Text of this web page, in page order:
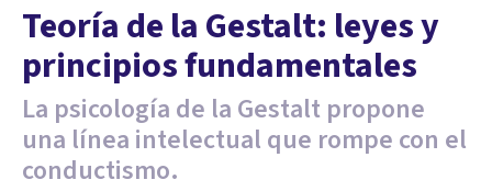
Teoría de la Gestalt: leyes y
principios fundamentales
La psicología de la Gestalt propone
una línea intelectual que rompe con el
conductismo.